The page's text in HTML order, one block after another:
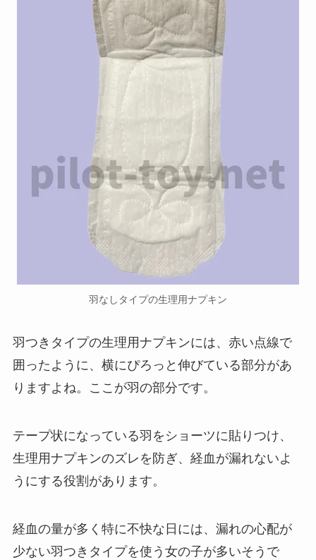
羽なしタイプの生理用ナプキン
羽つきタイプの生理用ナプキンには、赤い点線で
囲ったように、横にぴろっと伸びている部分があ
りますよね。ここが羽の部分です。
テープ状になっている羽をショーツに貼りつけ、
生理用ナプキンのズレを防ぎ、経血が漏れないよ
うにする役割があります。
経血の量が多く特に不快な日には、漏れの心配が
少ない羽つきタイプを使う女の子が多いそうで